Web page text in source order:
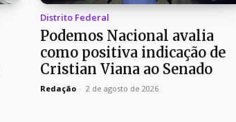
Distrito Federal
Podemos Nacional avalia
como positiva indicação de
Cristian Viana ao Senado
Redação - 2 de agosto de 2026